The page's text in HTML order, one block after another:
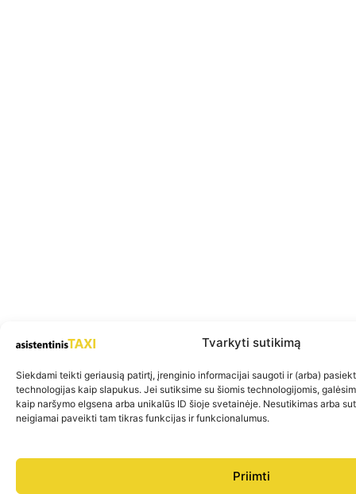
Tvarkyti sutikimą
Siekdami teikti geriausią patirtį, įrenginio informacijai saugoti ir (arba)
technologijas kaip slapukus. Jei sutiksime su šiomis technologijomis,
kaip naršymo elgsena arba unikalūs ID šioje svetainėje. Nesutikimas arba
neigiamai paveikti tam tikras funkcijas ir funkcionalumus.
Priimti